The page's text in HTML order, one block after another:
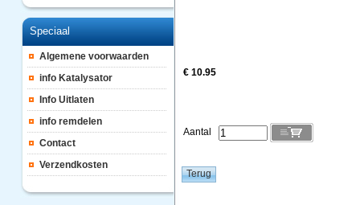
Speciaal
Algemene voorwaarden
info Katalysator
Info Uitlaten
info remdelen
Contact
Verzendkosten
€ 10.95
Aantal